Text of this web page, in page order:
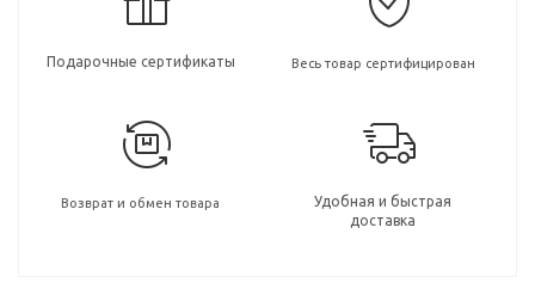
Подарочные сертификаты Весь товар сертифицирован
Возврат и обмен товара
Удобная и быстрая
доставка